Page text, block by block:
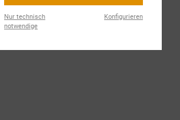
Nur technisch
notwendige
Konfigurieren